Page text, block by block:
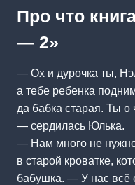
Про что
— 2»
— Ох и дурочка ты,
а тебе ребенка
да бабка старая. Ты
— сердилась Юлька.
— Нам много не
в старой кроватке,
бабушка. — У нас всё